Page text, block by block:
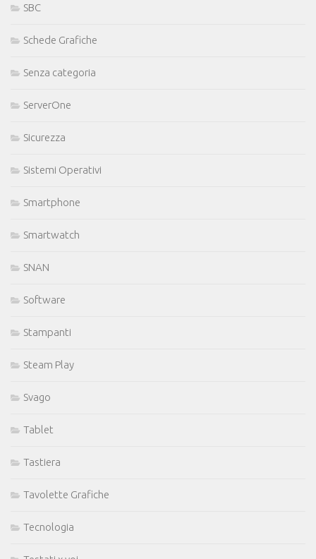
SBC
Schede Grafiche
Senza categoria
ServerOne
Sicurezza
Sistemi Operativi
Smartphone
Smartwatch
SNAN
Software
Stampanti
Steam Play
Svago
Tablet
Tastiera
Tavolette Grafiche
Tecnologia